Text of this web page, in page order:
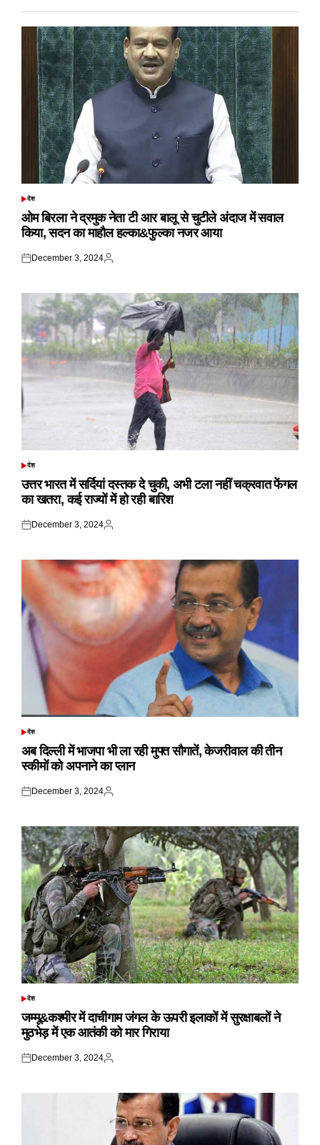
POSTED
देश
ओम बिरला ने द्रमुक नेता टी आर बालू से चुटीले अंदाज में सवाल
किया, सदन का माहौल हल्का&फुल्का नजर आया
Posted
December 3, 2024
Posted
POSTED
देश
उत्तर भारत में सर्दियां दस्तक दे चुकी, अभी टला नहीं चक्रवात फेंगल
का खतरा, कई राज्यों में हो रही बारिश
Posted
December 3, 2024
Posted
POSTED
देश
अब दिल्ली में भाजपा भी ला रही मुफ्त सौगातें, केजरीवाल की तीन
स्कीमों को अपनाने का प्लान
Posted
December 3, 2024
Posted
POSTED
देश
जम्मू&कश्मीर में दाचीगाम जंगल के ऊपरी इलाकों में सुरक्षाबलों ने
मुठभेड़ में एक आतंकी को मार गिराया
Posted
December 3, 2024
Posted